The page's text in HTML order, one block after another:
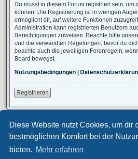
Diese Website nutzt Cookies, um dir
bestmöglichen Komfort bei der
bieten. Mehr erfahren
Du musst in diesem Forum registriert sein, um
können. Die Registrierung ist in wenigen
ermöglicht dir, auf weitere Funktionen
Administration kann registrierten Benutzern
Berechtigungen zuweisen. Beachte bitte
und die verwandten Regelungen, bevor du
beachte auch die jeweiligen Forenregeln,
Board bewegst.
Nutzungsbedingungen |
Registrieren
Foren-Übersicht
Privates Forum ©